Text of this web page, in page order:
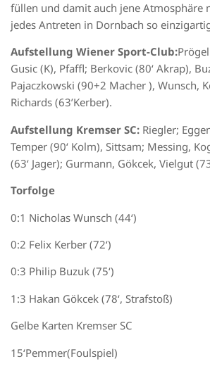
füllen und damit auch jene Atmosphäre
jedes Antreten in Dornbach so
Aufstellung Wiener Sport-Club:
Gusic (K), Pfaffl; Berkovic (80‘ Akrap),
Pajaczkowski (90+2 Macher ), Wunsch,
Richards (63’Kerber).
Aufstellung Kremser SC: Riegler;
Temper (90‘ Kolm), Sittsam; Messing,
(63‘ Jager); Gurmann, Gökcek, Vielgut
Torfolge
0:1 Nicholas Wunsch (44‘)
0:2 Felix Kerber (72‘)
0:3 Philip Buzuk (75‘)
1:3 Hakan Gökcek (78‘, Strafstoß)
Gelbe Karten Kremser SC
1 5‘Pemmer(Foulspiel)